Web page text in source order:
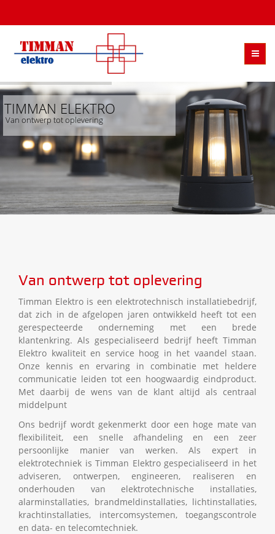
Van ontwerp tot oplevering
TIMMAN ELEKTRO
Van ontwerp tot oplevering
Timman Elektro is een elektrotechnisch installatiebedrijf,
dat zich in de afgelopen jaren ontwikkeld heeft tot een
gerespecteerde onderneming met een brede
klantenkring. Als gespecialiseerd bedrijf heeft Timman
Elektro kwaliteit en service hoog in het vaandel staan.
Onze kennis en ervaring in combinatie met heldere
communicatie leiden tot een hoogwaardig eindproduct.
Met daarbij de wens van de klant altijd als centraal
middelpunt
Ons bedrijf wordt gekenmerkt door een hoge mate van
flexibiliteit, een snelle afhandeling en een zeer
persoonlijke manier van werken. Als expert in
elektrotechniek is Timman Elektro gespecialiseerd in het
adviseren, ontwerpen, engineeren, realiseren en
onderhouden van elektrotechnische installaties,
alarminstallaties, brandmeldinstallaties, lichtinstallaties,
krachtinstallaties, intercomsystemen, toegangscontrole
en data- en telecomtechniek.